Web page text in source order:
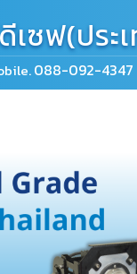
ซฟ(ประ
088-092-4347